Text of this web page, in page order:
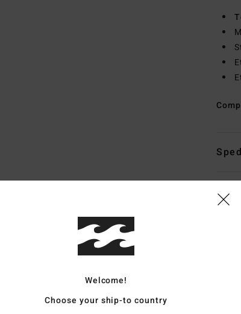
Punteggio medio
4.8
Welcome!
Choose your ship-to country